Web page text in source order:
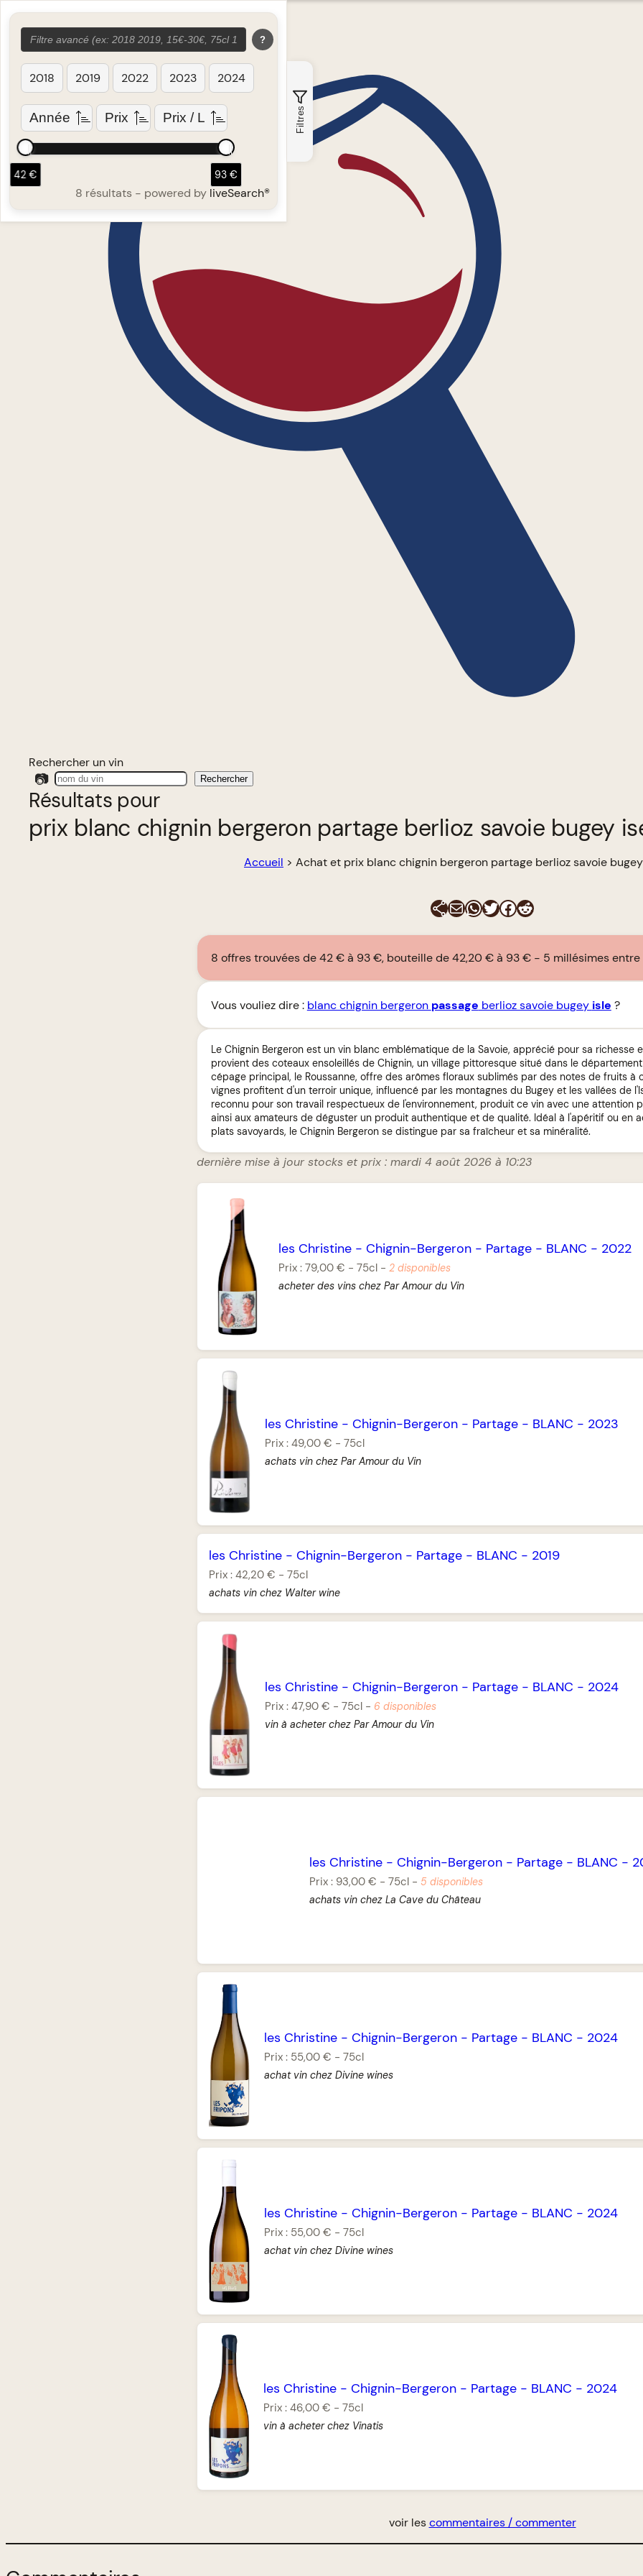
Rechercher un vin
📷 Rechercher
Résultats pour
prix blanc chignin bergeron partage berlioz savoie bugey
Accueil > Achat et prix blanc chignin bergeron partage berlioz savoie
E-mailWhatsApp
Twitter
Facebook
Reddit
8 offres trouvées de 42 € à 93 €, bouteille de 42,20 € à 93 € 5 millésimes
Vous vouliez dire : blanc chignin bergeron passage berlioz savoie bugey isle ?
Le Chignin Bergeron est un vin blanc emblématique de la Savoie, apprécié pour sa richesse
provient des coteaux ensoleillés de Chignin, un village pittoresque situé dans le département
cépage principal, le Roussanne, offre des arômes floraux sublimés par des notes de fruits à
vignes profitent d'un terroir unique, influencé par les montagnes du Bugey et les vallées de
reconnu pour son travail respectueux de l'environnement, produit ce vin avec une attention
ainsi aux amateurs de déguster un produit authentique et de qualité. Idéal à l'apéritif ou en
plats savoyards, le Chignin Bergeron se distingue par sa fraîcheur et sa minéralité.
dernière mise à jour stocks et prix : mardi 4 août 2026 à 10:23
les Christine - Chignin-Bergeron - Partage - BLANC - 2022
Prix :79,00 € -75cl -2 disponibles
acheter des vins chez Par Amour du Vin
les Christine - Chignin-Bergeron - Partage - BLANC - 2023
Prix :49,00 € -75cl
achats vin chez Par Amour du Vin
les Christine- Chignin-Bergeron- Partage- BLANC - 2019
Prix : 42,20 € - 75cl
achats vin chez Walter wine
les Christine - Chignin-Bergeron - Partage - BLANC - 2024
Prix :47,90 € -75cl - 6 disponibles
vin à acheter chez Par Amour du Vin
les Christine- Chignin-Bergeron- Partage- BLANC -
Prix : 93,00 € - 75cl- 5 disponibles
achats vin chez La Cave du Château
les Christine- Chignin-Bergeron- Partage- BLANC - 2024
Prix : 55,00 € - 75cl
achat vin chez Divine wines
les Christine - Chignin-Bergeron - Partage - BLANC - 2024
Prix : 55,00 € -75cl
achat vin chez Divine wines
les Christine- Chignin-Bergeron- Partage- BLANC - 2024
Prix : 46,00 € - 75cl
vin à acheter chez Vinatis
voir lescommentaires / commenter
?
8 résultats - powered by liveSearch®
2018 2019 2022 2023 2024
42 € 93 €
Année Prix Prix / L Filtres